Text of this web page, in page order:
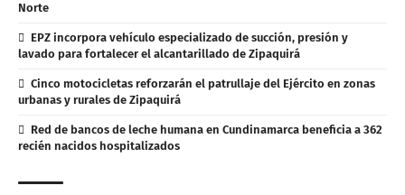
Norte
EPZ incorpora vehículo especializado de succión, presión y
lavado para fortalecer el alcantarillado de Zipaquirá
Cinco motocicletas reforzarán el patrullaje del Ejército en zonas
urbanas y rurales de Zipaquirá
Red de bancos de leche humana en Cundinamarca beneficia a 362
recién nacidos hospitalizados